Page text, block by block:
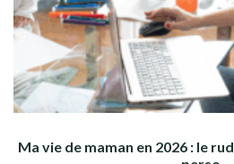
Ma vie de maman en 2026 : le